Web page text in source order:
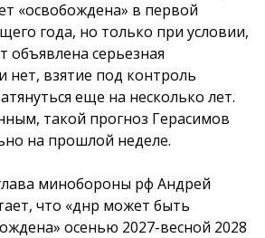
«освобождена» в первой
года, но только при условии,
объявлена серьезная
нет, взятие под контроль
еще на несколько лет.
такой прогноз Герасимов
на прошлой неделе.
минобороны рф Андрей
что «днр может быть
осенью 2027-весной 2028